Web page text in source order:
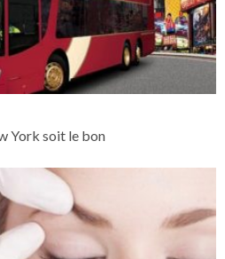
York soit le bon